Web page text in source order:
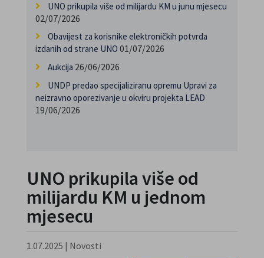
UNO prikupila više od milijardu KM u junu mjesecu
02/07/2026
Obavijest za korisnike elektroničkih potvrda
izdanih od strane UNO 01/07/2026
Aukcija 26/06/2026
UNDP predao specijaliziranu opremu Upravi za
neizravno oporezivanje u okviru projekta LEAD
19/06/2026
UNO prikupila više od
milijardu KM u jednom
mjesecu
1.07.2025 | Novosti